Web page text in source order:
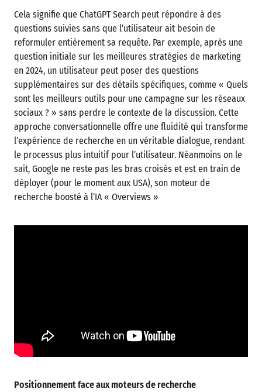
Cela signifie que ChatGPT Search peut répondre à des
questions suivies sans que l’utilisateur ait besoin de
reformuler entièrement sa requête. Par exemple, après une
question initiale sur les meilleures stratégies de marketing
en 2024, un utilisateur peut poser des questions
supplémentaires sur des détails spécifiques, comme « Quels
sont les meilleurs outils pour une campagne sur les réseaux
sociaux ? » sans perdre le contexte de la discussion. Cette
approche conversationnelle offre une fluidité qui transforme
l’expérience de recherche en un véritable dialogue, rendant
le processus plus intuitif pour l’utilisateur. Néanmoins on le
sait, Google ne reste pas les bras croisés et est en train de
déployer (pour le moment aux USA), son moteur de
recherche boosté à l’IA « Overviews »
Positionnement face aux moteurs de recherche